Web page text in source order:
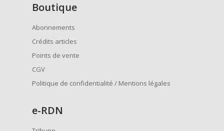
Boutique
Abonnements
Crédits articles
Points de vente
CGV
Politique de confidentialité / Mentions légales
e-RDN